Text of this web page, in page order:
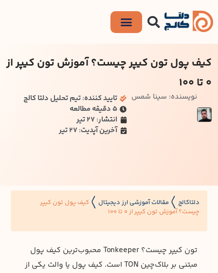
کیف پول تون کیپر چیست؟ آموزش تون کیپر از
0 تا 100
نویسنده: سینا شمس
تایید کننده: تیم تحلیل دلتا کالج
۵ دقیقه مطالعه
انتشار: 27 تیر
آخرین آپدیت: 27 تیر
دلتاکالج مقالات آموزشی ارز دیجیتال
کیف پول تون کیپر
چیست؟ آموزش تون کیپر از 0 تا 100
تون کیپر چیست؟ Tonkeeper محبوب‌ترین کیف پول
مبتنی بر بلاک‌چین TON است. کیف پول یا والت یکی از